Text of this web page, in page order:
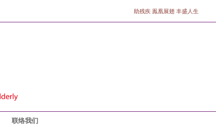
助残疾 鳯凰展翅 丰盛人生
联络我们